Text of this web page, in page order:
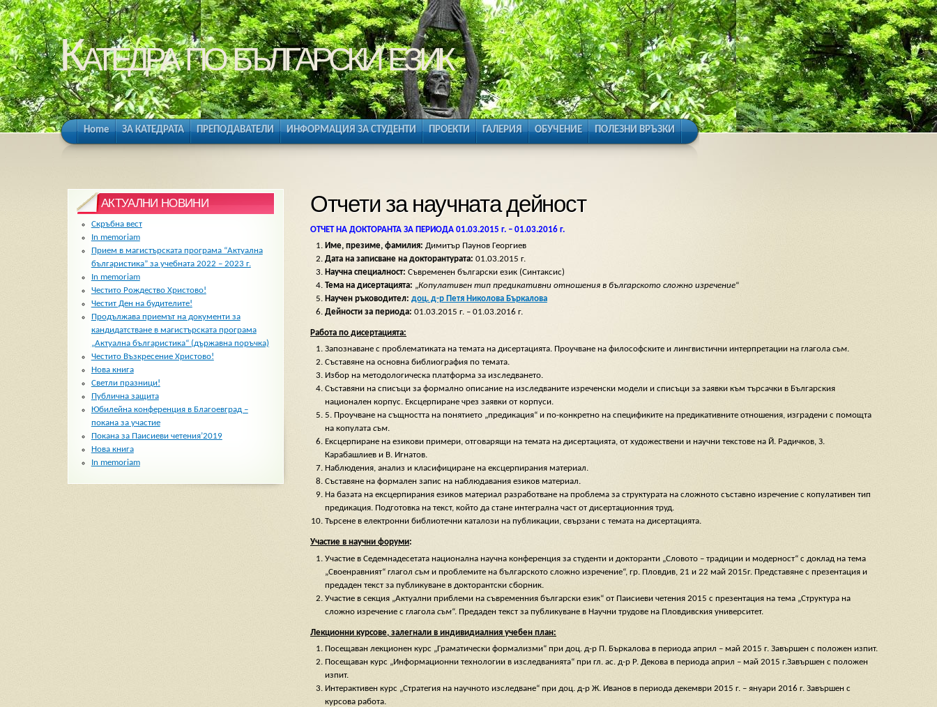
Катедра по български език
Home ЗА КАТЕДРАТА ПРЕПОДАВАТЕЛИ ИНФОРМАЦИЯ ЗА СТУДЕНТИ ПРОЕКТИ ГАЛЕРИЯ ОБУЧЕНИЕ ПОЛЕЗНИ ВРЪЗКИ
Отчети за научната дейност
ОТЧЕТ НА ДОКТОРАНТА ЗА ПЕРИОДА 01.03.2015 г. – 01.03.2016 г.
Име, презиме, фамилия: Димитър Паунов Георгиев
Дата на записване на докторантурата: 01.03.2015 г.
Научна специалност: Съвременен български език (Синтаксис)
Тема на дисертацията: „Копулативен тип предикативни отношения в българското сложно изречение“
Научен ръководител: доц. д-р Петя Николова Бъркалова
Дейности за периода: 01.03.2015 г. – 01.03.2016 г.
Работа по дисертацията:
Запознаване с проблематиката на темата на дисертацията. Проучване на философските и лингвистични интерпретации на глагола съм.
Съставяне на основна библиография по темата.
Избор на методологическа платформа за изследването.
Съставяни на списъци за формално описание на изследваните изреченски модели и списъци за заявки към търсачки в Българския
национален корпус. Ексцерпиране чрез заявки от корпуси.
5. Проучване на същността на понятието „предикация“ и по-конкретно на спецификите на предикативните отношения, изградени с помощта
на копулата съм.
Ексцерпиране на езикови примери, отговарящи на темата на дисертацията, от художествени и научни текстове на Й. Радичков, З.
Карабашлиев и В. Игнатов.
Наблюдения, анализ и класифициране на ексцерпирания материал.
Съставяне на формален запис на наблюдавания езиков материал.
На базата на ексцерпирания езиков материал разработване на проблема за структурата на сложното съставно изречение с копулативен тип
предикация. Подготовка на текст, който да стане интегрална част от дисертационния труд.
Търсене в електронни библиотечни каталози на публикации, свързани с темата на дисертацията.
Участие в научни форуми:
Участие в Седемнадесетата национална научна конференция за студенти и докторанти „Словото – традиции и модерност“ с доклад на тема
„Своенравният“ глагол съми проблемите на българското сложно изречение“, гр. Пловдив, 21 и 22 май 2015г. Представяне с презентация и
предаден текст за публикуване в докторантски сборник.
Участие в секция „Актуални приблеми на съвременния български език“ от Паисиеви четения 2015 с презентация на тема „Структура на
сложно изречение с глагола съм“. Предаден текст за публикуване в Научни трудове на Пловдивския университет.
Лекционни курсове, залегнали в индивидиалния учебен план:
Посещаван лекционен курс „Граматически формализми“ при доц. д-р П. Бъркалова в периода април – май 2015 г. Завършен с положен изпит.
Посещаван курс „Информационни технологии в изследванията“ при гл. ас. д-р Р. Декова в периода април – май 2015 г.Завършен с положен
изпит.
Интерактивен курс „Стратегия на научното изследване“ при доц. д-р Ж. Иванов в периода декември 2015 г. – януари 2016 г. Завършен с
курсова работа.
АКТУАЛНИ НОВИНИ
Скръбна вест
In memoriam
Прием в магистърската програма “Актуална
българистика” за учебната 2022 – 2023 г.
In memoriam
Честито Рождество Христово!
Честит Ден на будителите!
Продължава приемът на документи за
кандидатстване в магистърската програма
„Актуална българистика“ (държавна поръчка)
Честито Възкресение Христово!
Нова книга
Светли празници!
Публична защита
Юбилейна конференция в Благоевград –
покана за участие
Покана за Паисиеви четения’2019
Нова книга
In memoriam